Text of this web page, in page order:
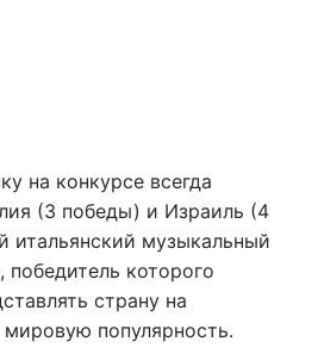
на конкурсе всегда
(3 победы) и Израиль (4
итальянский музыкальный
победитель которого
страну на
популярность.